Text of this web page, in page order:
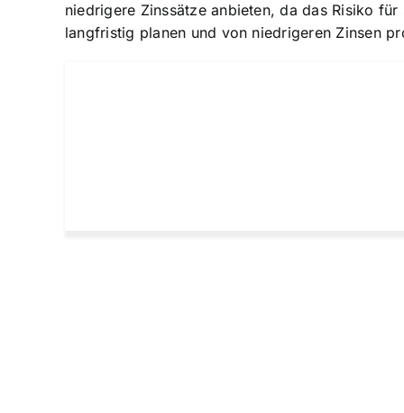
niedrigere Zinssätze anbieten, da das Risiko
langfristig planen und von niedrigeren Zinsen